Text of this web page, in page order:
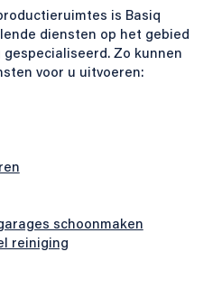
is Basiq
diensten op het gebied
Zo kunnen
voor u uitvoeren:
schoonmaken
reiniging